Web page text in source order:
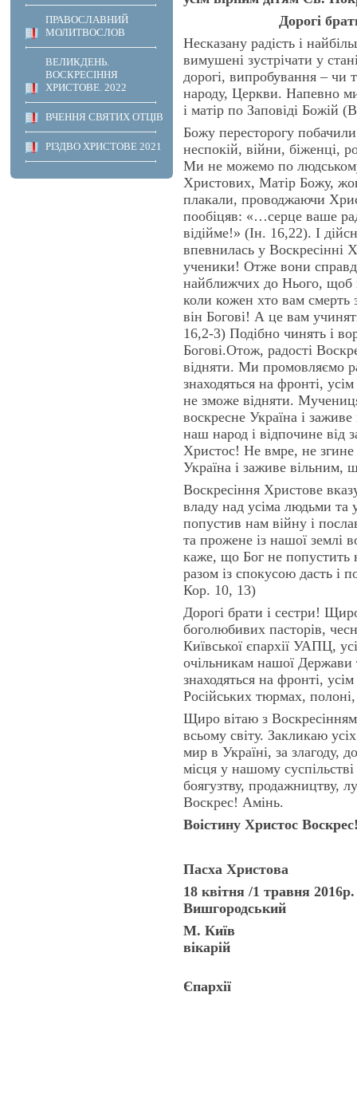
ПРАВОСЛАВНИЙ
МОЛИТВОСЛОВ
ВЕЛИКДЕНЬ.
ВОСКРЕСІННЯ
ХРИСТОВЕ. 2022
ВЧЕННЯ СВЯТИХ ОТЦІВ
РІЗДВО ХРИСТОВЕ 2021
Дорогі
Несказану радість і
вимушені зустрічати у
дорогі, випробування – чи
народу, Церкви. Напевно
і матір по Заповіді Божій
Божу пересторогу
неспокій, війни, біженці,
Ми не можемо по
Христових, Матір Божу,
плакали, проводжаючи
пообіцяв: «…серце ваше
відійме!» (Ін. 16,22). І
впевнилась у Воскресінні
ученики! Отже вони
найближчих до Нього, щоб
коли кожен хто вам смерть
він Богові! А це вам
16,2-3) Подібно чинять і
Богові.Отож, радості
відняти. Ми промовляємо
знаходяться на фронті,
не зможе відняти.
воскресне Україна і
наш народ і відпочине від
Христос! Не вмре, не
Україна і заживе вільним,
Воскресіння Христове
владу над усіма людьми та
попустив нам війну і
та прожене із нашої землі
каже, що Бог не попустить
разом із спокусою дасть і
Кор. 10, 13)
Дорогі брати і сестри!
боголюбивих пасторів,
Київської єпархії УАПЦ,
очільникам нашої Держави
знаходяться на фронті,
Російських тюрмах,
Щиро вітаю з
всьому світу. Закликаю
мир в Україні, за злагоду,
місця у нашому
боягузтву, продажництву,
Воскрес! Амінь.
Воістину Христос
Пасха
18 квітня /1
Вишгородський
М. Київ і
вікарій
Єпархії